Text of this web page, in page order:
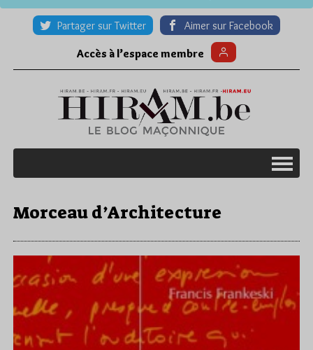
Partager sur Twitter Aimer sur Facebook
Accès à l’espace membre
Morceau d’Architecture